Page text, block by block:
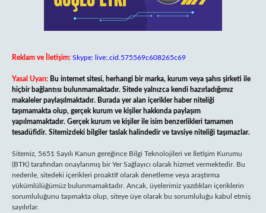
Reklam ve İletişim: Skype: live:.cid.575569c608265c69
Yasal Uyarı: Bu internet sitesi, herhangi bir marka, kurum veya şahıs şirketi ile
hiçbir bağlantısı bulunmamaktadır. Sitede yalnızca kendi hazırladığımız
makaleler paylaşılmaktadır. Burada yer alan içerikler haber niteliği
taşımamakta olup, gerçek kurum ve kişiler hakkında paylaşım
yapılmamaktadır. Gerçek kurum ve kişiler ile isim benzerlikleri tamamen
tesadüfidir. Sitemizdeki bilgiler taslak halindedir ve tavsiye niteliği taşımazlar.
Sitemiz, 5651 Sayılı Kanun gereğince Bilgi Teknolojileri ve İletişim Kurumu
(BTK) tarafından onaylanmış bir Yer Sağlayıcı olarak hizmet vermektedir. Bu
nedenle, sitedeki içerikleri proaktif olarak denetleme veya araştırma
yükümlülüğümüz bulunmamaktadır. Ancak, üyelerimiz yazdıkları içeriklerin
sorumluluğunu taşımakta olup, siteye üye olarak bu sorumluluğu kabul etmiş
sayılırlar.